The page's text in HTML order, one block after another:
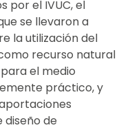
por el IVUC, el
se llevaron a
la utilización del
recurso natural
el medio
práctico, y
diseño de